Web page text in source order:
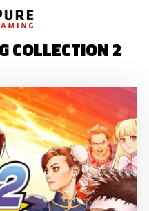
COLLECTION 2